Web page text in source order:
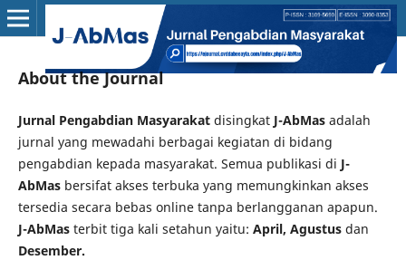
About the Journal
Jurnal Pengabdian Masyarakat disingkat J-AbMasadalah
jurnal yang mewadahi berbagai kegiatan di bidang
pengabdian kepada masyarakat. Semua publikasi di J-
AbMas bersifat akses terbuka yang memungkinkan akses
tersedia secara bebas online tanpa berlangganan apapun.
J-AbMasterbit tiga kali setahun yaitu: April, Agustusdan
Desember.